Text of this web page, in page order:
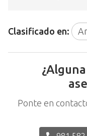
Clasificado en:
Ponte en